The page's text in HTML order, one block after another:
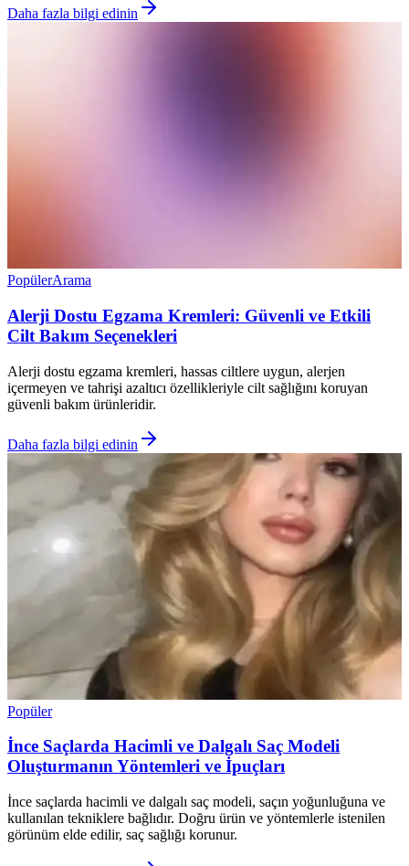
Daha fazla bilgi edinin
PopülerArama
Alerji Dostu Egzama Kremleri: Güvenli ve Etkili
Cilt Bakım Seçenekleri
Alerji dostu egzama kremleri, hassas ciltlere uygun, alerjen
içermeyen ve tahrişi azaltıcı özellikleriyle cilt sağlığını koruyan
güvenli bakım ürünleridir.
Daha fazla bilgi edinin
Popüler
İnce Saçlarda Hacimli ve Dalgalı Saç Modeli
Oluşturmanın Yöntemleri ve İpuçları
İnce saçlarda hacimli ve dalgalı saç modeli, saçın yoğunluğuna ve
kullanılan tekniklere bağlıdır. Doğru ürün ve yöntemlerle istenilen
görünüm elde edilir, saç sağlığı korunur.